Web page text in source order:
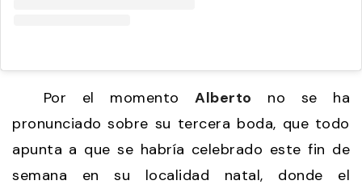
Por el momentoAlberto no se ha
pronunciado sobre su tercera boda, que todo
apunta a que se habría celebrado este fin de
semana en su localidad natal, donde el